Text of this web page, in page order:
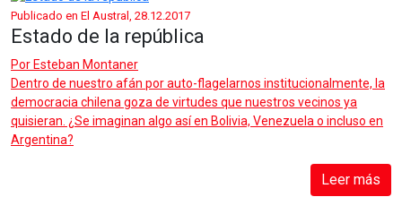
Publicado en El Austral, 28.12.2017
Estado de la república
Por Esteban Montaner
Dentro de nuestro afán por auto-flagelarnos institucionalmente, la
democracia chilena goza de virtudes que nuestros vecinos ya
quisieran. ¿Se imaginan algo así en Bolivia, Venezuela o incluso en
Argentina?
Leer más